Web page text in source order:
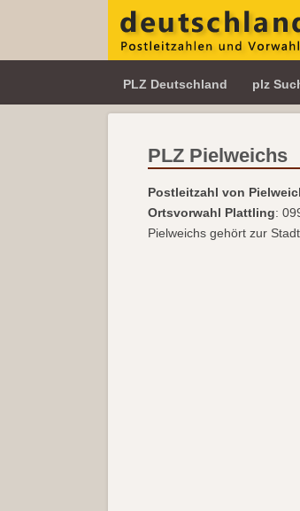
PLZ Deutschland plz
PLZ Pielweichs
Postleitzahl von
Ortsvorwahl Plattling:
Pielweichs gehört zur Stadt